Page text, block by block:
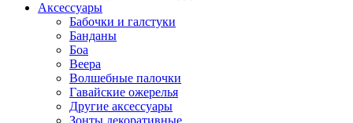
Аксессуары
Бабочки и галстуки
Банданы
Боа
Веера
Волшебные палочки
Гавайские ожерелья
Другие аксессуары
Зонты декоративные